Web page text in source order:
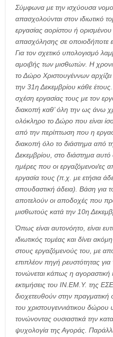
Σύμφωνα με την ισχύουσα
απασχολούνται στον ιδιωτικό
εργασίας αορίστου ή
απασχόλησης σε οποιοδήποτε
Για τον σχετικό υπολογισμό
αμοιβής των μισθωτών. Η
το Δώρο Χριστουγέννων
την 31η Δεκεμβρίου κάθε
σχέση εργασίας τους με τον
διακοπή καθ’ όλη την ως άνω
ολόκληρο το Δώρο που είναι
από την περίπτωση που η
διακοπή όλο το διάστημα από
Δεκεμβρίου, στο διάστημα αυτό
ημέρες που οι εργαζόμενοι/ες
εργασία τους (π.χ. με ετήσια
σπουδαστική άδεια). Βάση για
αποτελούν οι αποδοχές που
μισθωτούς κατά την 10η
Όπως είναι αυτονόητο, είναι
ιδιωτικός τομέας και δίνει
στους εργαζόμενούς του, με
επιπλέον πηγή ρευστότητας για
τονώνεται κάπως η αγοραστική
εκτιμήσεις του ΙΝ.ΕΜ.Υ. της
διοχετευθούν στην
του χριστουγεννιάτικου δώρου
τονώνοντας ουσιαστικά την
ψυχολογία της Αγοράς.